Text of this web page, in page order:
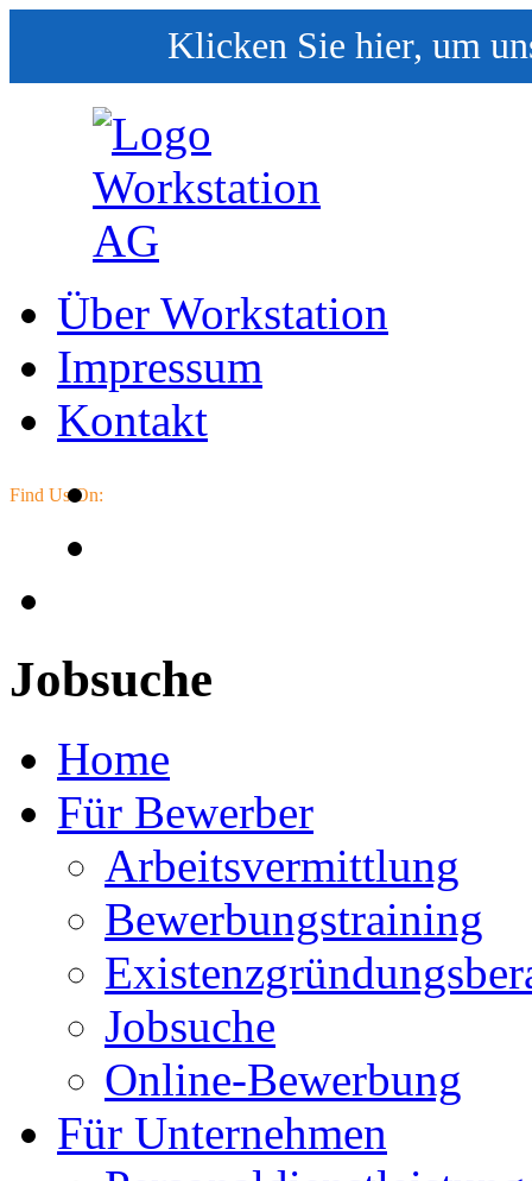
Klicken Sie hier, um
Über Workstation
Impressum
Kontakt
Find Us On:
Jobsuche
Home
Für Bewerber
Arbeitsvermittlung
Bewerbungstraining
Jobsuche
Online-Bewerbung
Für Unternehmen